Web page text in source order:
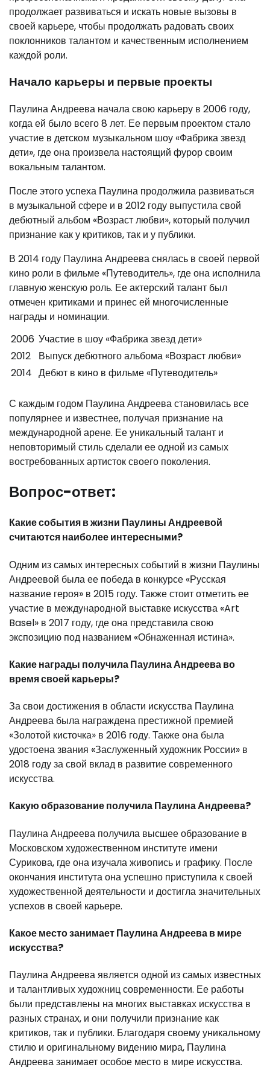
продолжает развиваться и искать новые вызовы в
своей карьере, чтобы продолжать радовать своих
поклонников талантом и качественным исполнением
каждой роли.
Начало карьеры и первые проекты
Паулина Андреева начала свою карьеру в 2006 году,
когда ей было всего 8 лет. Ее первым проектом стало
участие в детском музыкальном шоу «Фабрика звезд
дети», где она произвела настоящий фурор своим
вокальным талантом.
После этого успеха Паулина продолжила развиваться
в музыкальной сфере и в 2012 году выпустила свой
дебютный альбом «Возраст любви», который получил
признание как у критиков, так и у публики.
В 2014 году Паулина Андреева снялась в своей первой
кино роли в фильме «Путеводитель», где она исполнила
главную женскую роль. Ее актерский талант был
отмечен критиками и принес ей многочисленные
награды и номинации.
2006 Участие в шоу «Фабрика звезд дети»
2012
Выпуск дебютного альбома «Возраст любви»
2014 Дебют в кино в фильме «Путеводитель»
С каждым годом Паулина Андреева становилась все
популярнее и известнее, получая признание на
международной арене. Ее уникальный талант и
неповторимый стиль сделали ее одной из самых
востребованных артисток своего поколения.
Вопрос-ответ:
Какие события в жизни Паулины Андреевой
считаются наиболее интересными?
Одним из самых интересных событий в жизни Паулины
Андреевой была ее победа в конкурсе «Русская
название героя» в 2015 году. Также стоит отметить ее
участие в международной выставке искусства «Art
Basel» в 2017 году, где она представила свою
экспозицию под названием «Обнаженная истина».
Какие награды получила Паулина Андреева во
время своей карьеры?
За свои достижения в области искусства Паулина
Андреева была награждена престижной премией
«Золотой кисточка» в 2016 году. Также она была
удостоена звания «Заслуженный художник России» в
2018 году за свой вклад в развитие современного
искусства.
Какую образование получила Паулина Андреева?
Паулина Андреева получила высшее образование в
Московском художественном институте имени
Сурикова, где она изучала живопись и графику. После
окончания института она успешно приступила к своей
художественной деятельности и достигла значительных
успехов в своей карьере.
Какое место занимает Паулина Андреева в мире
искусства?
Паулина Андреева является одной из самых известных
и талантливых художниц современности. Ее работы
были представлены на многих выставках искусства в
разных странах, и они получили признание как
критиков, так и публики. Благодаря своему уникальному
стилю и оригинальному видению мира, Паулина
Андреева занимает особое место в мире искусства.